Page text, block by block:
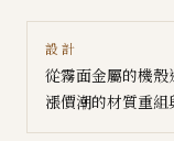
設計
從霧面金屬的機
漲價潮的材質重